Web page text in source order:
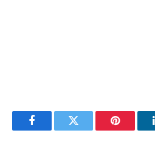
FacebookTwitter Pinterest